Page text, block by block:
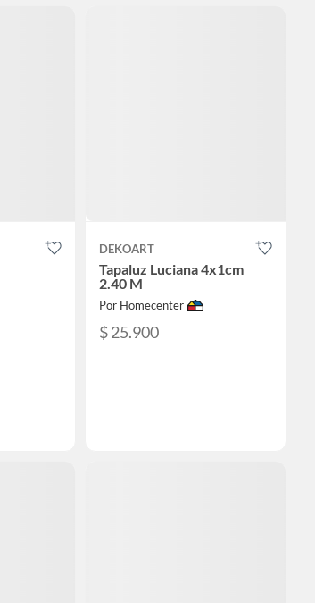
DEKOART
Tapaluz Luciana 4x1cm
2.40 M
Por Homecenter
$ 25.900